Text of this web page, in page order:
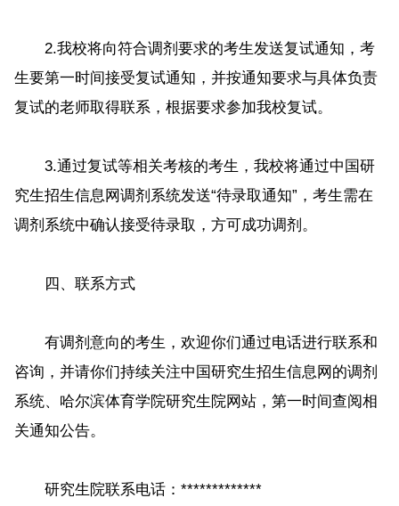
2.我校将向符合调剂要求的考生发送复试通知，考
生要第一时间接受复试通知，并按通知要求与具体负责
复试的老师取得联系，根据要求参加我校复试。
3.通过复试等相关考核的考生，我校将通过中国研
究生招生信息网调剂系统发送“待录取通知”，考生需在
调剂系统中确认接受待录取，方可成功调剂。
四、联系方式
有调剂意向的考生，欢迎你们通过电话进行联系和
咨询，并请你们持续关注中国研究生招生信息网的调剂
系统、哈尔滨体育学院研究生院网站，第一时间查阅相
关通知公告。
研究生院联系电话：*************